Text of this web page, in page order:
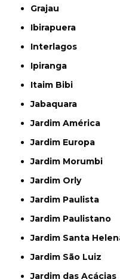
Grajau
Ibirapuera
Interlagos
Ipiranga
Itaim Bibi
Jabaquara
Jardim América
Jardim Europa
Jardim Morumbi
Jardim Orly
Jardim Paulista
Jardim Paulistano
Jardim Santa
Jardim São Luiz
Jardim das Acácias